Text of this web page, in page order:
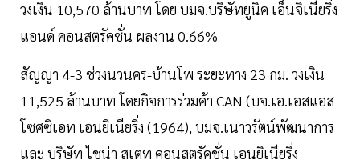
วงเงิน 10,570 ล้านบาท โดย บมจ.บริษัทยูนิค เอ็นจิเนียริ่ง
แอนด์ คอนสตรัคชั่น ผลงาน 0.66%
สัญญา 4-3 ช่วงนวนคร-บ้านโพ ระยะทาง 23 กม. วงเงิน
11,525 ล้านบาท โดยกิจการร่วมค้า CAN (บจ.เอ.เอสแอส
โซศซิเอท เอนยิเนียริ่ง (1964), บมจ.เนาวรัตน์พัฒนาการ
และ บริษัท ไชน่า สเตท คอนสตรัคชั่น เอนยิเนียริ่ง